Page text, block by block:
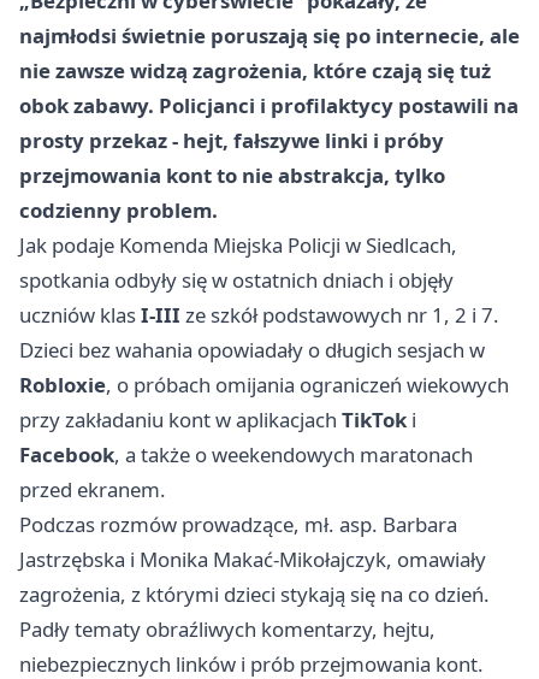
najmłodsi świetnie poruszają się po internecie, ale
nie zawsze widzą zagrożenia, które czają się tuż
obok zabawy. Policjanci i profilaktycy postawili na
prosty przekaz - hejt, fałszywe linki i próby
przejmowania kont to nie abstrakcja, tylko
codzienny problem.
Jak podaje Komenda Miejska Policji w Siedlcach,
spotkania odbyły się w ostatnich dniach i objęły
uczniów klasI-III ze szkół podstawowych nr 1, 2 i 7.
Dzieci bez wahania opowiadały o długich sesjach w
Robloxie, o próbach omijania ograniczeń wiekowych
przy zakładaniu kont w aplikacjach TikTok i
Facebook, a także o weekendowych maratonach
przed ekranem.
Podczas rozmów prowadzące, mł. asp. Barbara
Jastrzębska i Monika Makać-Mikołajczyk, omawiały
zagrożenia, z którymi dzieci stykają się na co dzień.
Padły tematy obraźliwych komentarzy, hejtu,
niebezpiecznych linków i prób przejmowania kont.